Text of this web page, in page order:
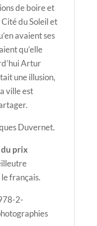
de boire et
du Soleil et
avaient ses
qu’elle
Artur
une illusion,
ville est
Duvernet.
prix
français.
2-